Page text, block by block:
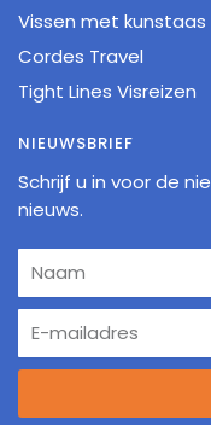
Vissen met
Cordes Travel
Tight Lines Visreizen
NIEUWSBRIEF
Schrijf u in voor de
nieuws.